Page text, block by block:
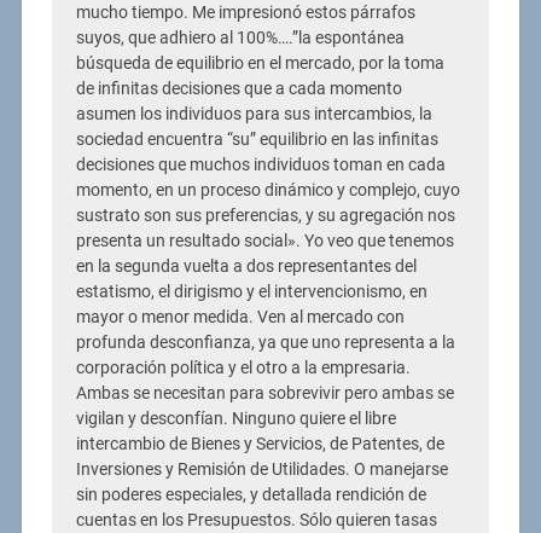
mucho tiempo. Me impresionó estos párrafos
suyos, que adhiero al 100%….”la espontánea
búsqueda de equilibrio en el mercado, por la toma
de infinitas decisiones que a cada momento
asumen los individuos para sus intercambios, la
sociedad encuentra “su” equilibrio en las infinitas
decisiones que muchos individuos toman en cada
momento, en un proceso dinámico y complejo, cuyo
sustrato son sus preferencias, y su agregación nos
presenta un resultado social». Yo veo que tenemos
en la segunda vuelta a dos representantes del
estatismo, el dirigismo y el intervencionismo, en
mayor o menor medida. Ven al mercado con
profunda desconfianza, ya que uno representa a la
corporación política y el otro a la empresaria.
Ambas se necesitan para sobrevivir pero ambas se
vigilan y desconfían. Ninguno quiere el libre
intercambio de Bienes y Servicios, de Patentes, de
Inversiones y Remisión de Utilidades. O manejarse
sin poderes especiales, y detallada rendición de
cuentas en los Presupuestos. Sólo quieren tasas